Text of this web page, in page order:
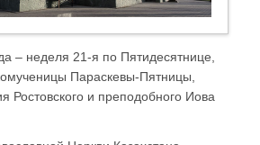
– неделя 21-я по Пятидесятнице,
Параскевы-Пятницы,
Ростовского и преподобного Иова